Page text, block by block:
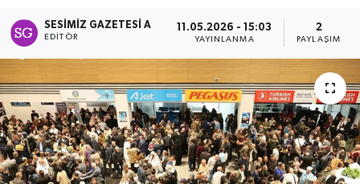
SESIMIZ GAZETESI A
EDITÖR
11.05.2026 - 15:03
YAYINLANMA
2
PAYLAŞIM
Spor
Tokat Haberleri
Yaşam